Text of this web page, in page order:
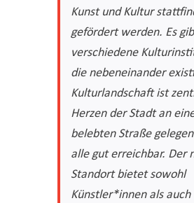
Kunst und Kultur
gefördert werden. Es
verschiedene
die nebeneinander
Kulturlandschaft ist
Herzen der Stadt an
belebten Straße
alle gut erreichbar. Der
Standort bietet sowohl
Künstler*innen als auch